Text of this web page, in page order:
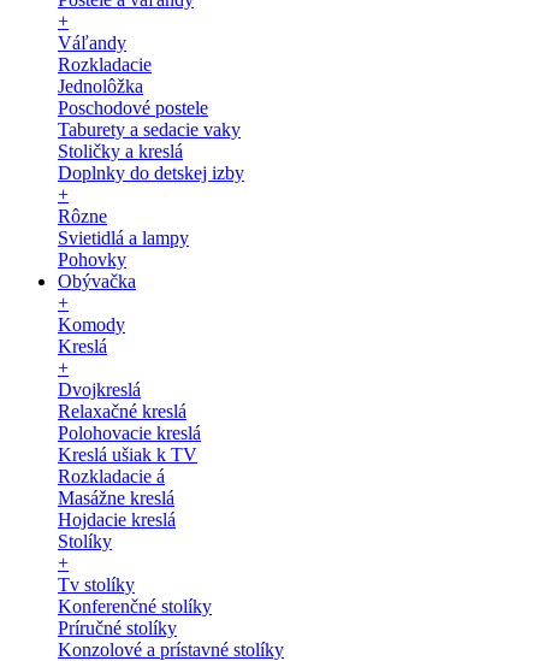
+
Váľandy
Rozkladacie
Jednolôžka
Poschodové postele
Taburety a sedacie vaky
Stoličky a kreslá
Doplnky do detskej izby
+
Rôzne
Svietidlá a lampy
Pohovky
Obývačka
+
Komody
Kreslá
+
Dvojkreslá
Relaxačné kreslá
Polohovacie kreslá
Kreslá ušiak k TV
Rozkladacie á
Masážne kreslá
Hojdacie kreslá
Stolíky
+
Tv stolíky
Konferenčné stolíky
Príručné stolíky
Konzolové a prístavné stolíky